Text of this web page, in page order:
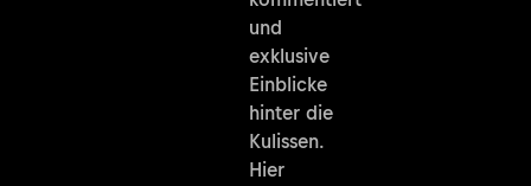
und
exklusive
Einblicke
hinter die
Kulissen.
Hier